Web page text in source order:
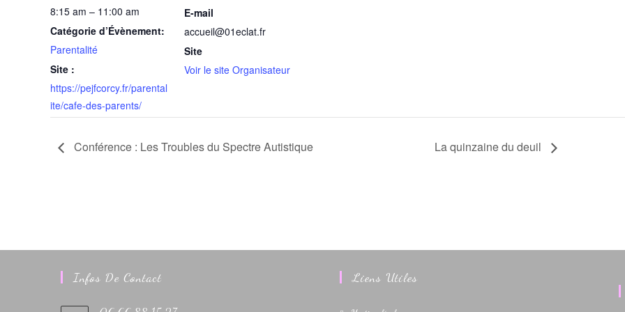
8:15 am – 11:00 am
Catégorie d’Évènement:
Parentalité
Site :
https://pejfcorcy.fr/parental
ite/cafe-des-parents/
E-mail
accueil@01eclat.fr
Site
Voir le site Organisateur
N
t
Conférence : Les Troubles du Spectre Autistique La quinzaine du deuil
Infos De Contact Liens Utiles